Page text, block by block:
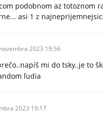
podobnom az totoznom
asi 1 z
novembra 2023 19:56
mi do tsky..je to
ľudia
2023 19:17